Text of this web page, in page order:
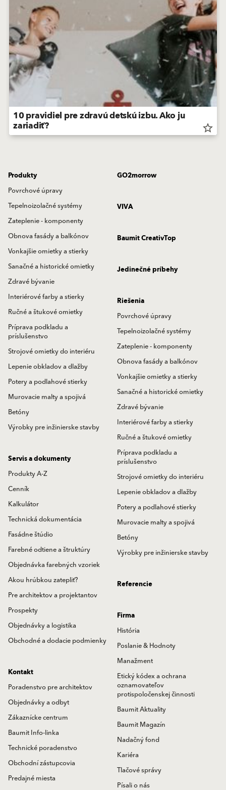
10 pravidiel pre zdravú detskú izbu. Ako ju
zariadiť? star_border
Produkty
Povrchové úpravy
Tepelnoizolačné systémy
Zateplenie - komponenty
Obnova fasády a balkónov
Vonkajšie omietky a stierky
Sanačné a historické omietky
Zdravé bývanie
Interiérové farby a stierky
Ručné a štukové omietky
Príprava podkladu a
príslušenstvo
Strojové omietky do interiéru
Lepenie obkladov a dlažby
Potery a podlahové stierky
Murovacie malty a spojivá
Betóny
Výrobky pre inžinierske stavby
GO2morrow
VIVA
Baumit CreativTop
Jedinečné príbehy
Riešenia
Povrchové úpravy
Tepelnoizolačné systémy
Zateplenie - komponenty
Obnova fasády a balkónov
Vonkajšie omietky a stierky
Sanačné a historické omietky
Zdravé bývanie
Interiérové farby a stierky
Ručné a štukové omietky
Príprava podkladu a
príslušenstvo
Strojové omietky do interiéru
Lepenie obkladov a dlažby
Potery a podlahové stierky
Murovacie malty a spojivá
Betóny
Výrobky pre inžinierske stavby
Servis a dokumenty
Produkty A-Z
Cenník
Kalkulátor
Technická dokumentácia
Fasádne štúdio
Farebné odtiene a štruktúry
Objednávka farebných vzoriek
Akou hrúbkou zatepliť?
Pre architektov a projektantov
Prospekty
Objednávky a logistika
Obchodné a dodacie podmienky
Referencie
Firma
História
Poslanie & Hodnoty
Manažment
Etický kódex a ochrana
oznamovateľov
protispoločenskej činnosti
Baumit Aktuality
Baumit Magazín
Nadačný fond
Kariéra
Tlačové správy
Písali o nás
Kontakt
Poradenstvo pre architektov
Objednávky a odbyt
Zákaznícke centrum
Baumit Info-linka
Technické poradenstvo
Obchodní zástupcovia
Predajné miesta